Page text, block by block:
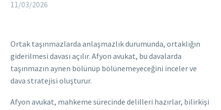
11/03/2026
Ortak taşınmazlarda anlaşmazlık durumunda, ortaklığın
giderilmesi davası açılır. Afyon avukat, bu davalarda
taşınmazın aynen bölünüp bölünemeyeceğini inceler ve
dava stratejisi oluşturur.
Afyon avukat, mahkeme sürecinde delilleri hazırlar, bilirkişi